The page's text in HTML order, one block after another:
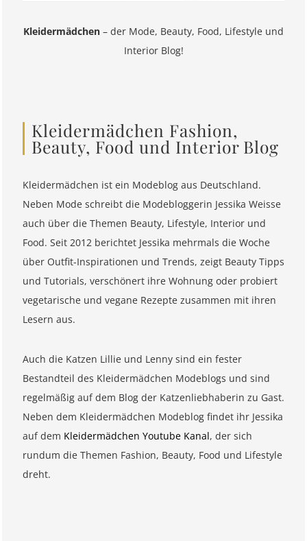
Kleidermädchen – der Mode, Beauty, Food, Lifestyle und
Interior Blog!
Kleidermädchen Fashion,
Beauty, Food und Interior Blog
Kleidermädchen ist ein Modeblog aus Deutschland.
Neben Mode schreibt die Modebloggerin Jessika Weisse
auch über die Themen Beauty, Lifestyle, Interior und
Food. Seit 2012 berichtet Jessika mehrmals die Woche
über Outfit-Inspirationen und Trends, zeigt Beauty Tipps
und Tutorials, verschönert ihre Wohnung oder probiert
vegetarische und vegane Rezepte zusammen mit ihren
Lesern aus.
Auch die Katzen Lillie und Lenny sind ein fester
Bestandteil des Kleidermädchen Modeblogs und sind
regelmäßig auf dem Blog der Katzenliebhaberin zu Gast.
Neben dem Kleidermädchen Modeblog findet ihr Jessika
auf dem Kleidermädchen Youtube Kanal, der sich
rundum die Themen Fashion, Beauty, Food und Lifestyle
dreht.